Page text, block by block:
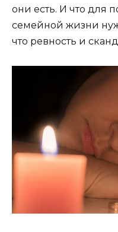
они есть. И что для
семейной жизни
что ревность и